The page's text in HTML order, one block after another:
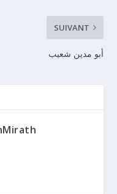
SUIVANT
أبو مدين شعيب